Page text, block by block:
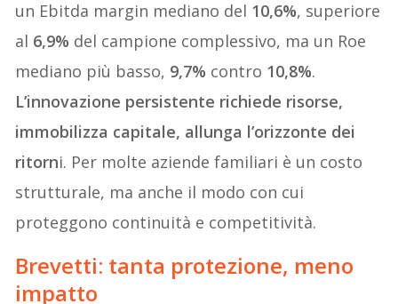
un Ebitda margin mediano del 10,6%, superiore
al 6,9% del campione complessivo, ma un Roe
mediano più basso, 9,7% contro 10,8%.
L’innovazione persistente richiede risorse,
immobilizza capitale, allunga l’orizzonte dei
ritorni. Per molte aziende familiari è un costo
strutturale, ma anche il modo con cui
proteggono continuità e competitività.
Brevetti: tanta protezione, meno
impatto